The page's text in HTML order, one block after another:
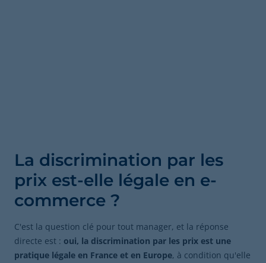
La discrimination par les
prix est-elle légale en e-
commerce ?
C'est la question clé pour tout manager, et la réponse
directe est : oui, la discrimination par les prix est une
pratique légale en France et en Europe, à condition qu'elle